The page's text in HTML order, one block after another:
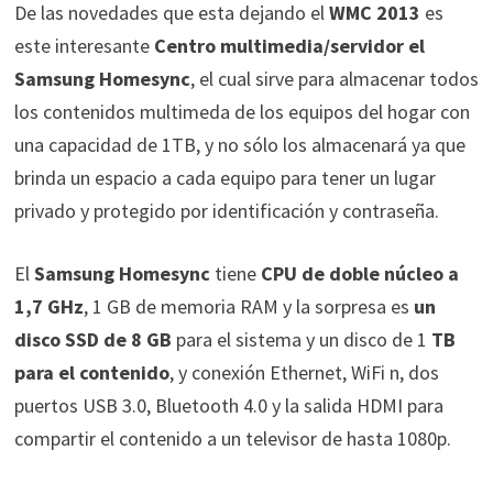
De las novedades que esta dejando el WMC 2013 es
este interesante Centro multimedia/servidor el
Samsung Homesync, el cual sirve para almacenar todos
los contenidos multimeda de los equipos del hogar con
una capacidad de 1TB, y no sólo los almacenará ya que
brinda un espacio a cada equipo para tener un lugar
privado y protegido por identificación y contraseña.
El Samsung Homesync tiene CPU de doble núcleo a
1,7 GHz, 1 GB de memoria RAM y la sorpresa es un
disco SSD de 8 GB para el sistema y un disco de 1 TB
para el contenido, y conexión Ethernet, WiFi n, dos
puertos USB 3.0, Bluetooth 4.0 y la salida HDMI para
compartir el contenido a un televisor de hasta 1080p.